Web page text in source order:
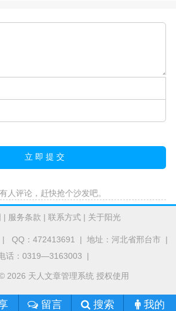
人评论，赶快抢个沙发吧。
| 服务条款 | 联系方式 | 关于阳光
QQ：472413691 | 地址：河北省邢台市 |
话：0319—3163003 |
2026 天人文章管理系统 授权使用
留言 搜索 我的